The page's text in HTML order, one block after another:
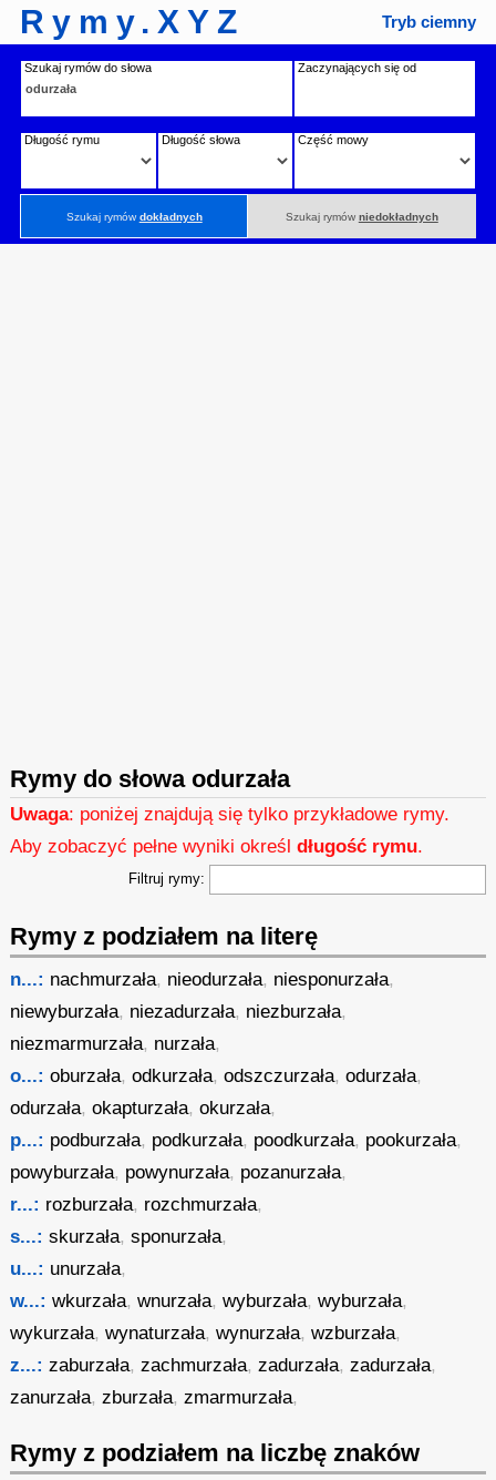
Rymy.XYZ Tryb ciemny
Szukaj rymów do słowa Zaczynających się od
Długość rymu Długość słowa Część mowy
Szukaj rymówdokładnych Szukaj rymów niedokładnych
Rymy do słowa odurzała
Uwaga: poniżej znajdują się tylko przykładowe rymy.
Aby zobaczyć pełne wyniki określdługość rymu.
Filtruj rymy:
Rymy z podziałem na literę
n...: nachmurzała, nieodurzała, niesponurzała,
niewyburzała, niezadurzała, niezburzała,
niezmarmurzała, nurzała,
o...: oburzała,odkurzała,odszczurzała,odurzała,
odurzała,okapturzała,okurzała,
p...: podburzała, podkurzała, poodkurzała, pookurzała,
powyburzała, powynurzała, pozanurzała,
r...: rozburzała, rozchmurzała,
s...: skurzała,sponurzała,
u...: unurzała,
w...: wkurzała,wnurzała,wyburzała,wyburzała,
wykurzała,wynaturzała,wynurzała,wzburzała,
z...: zaburzała,zachmurzała,zadurzała,zadurzała,
zanurzała,zburzała,zmarmurzała,
Rymy z podziałem na liczbę znaków